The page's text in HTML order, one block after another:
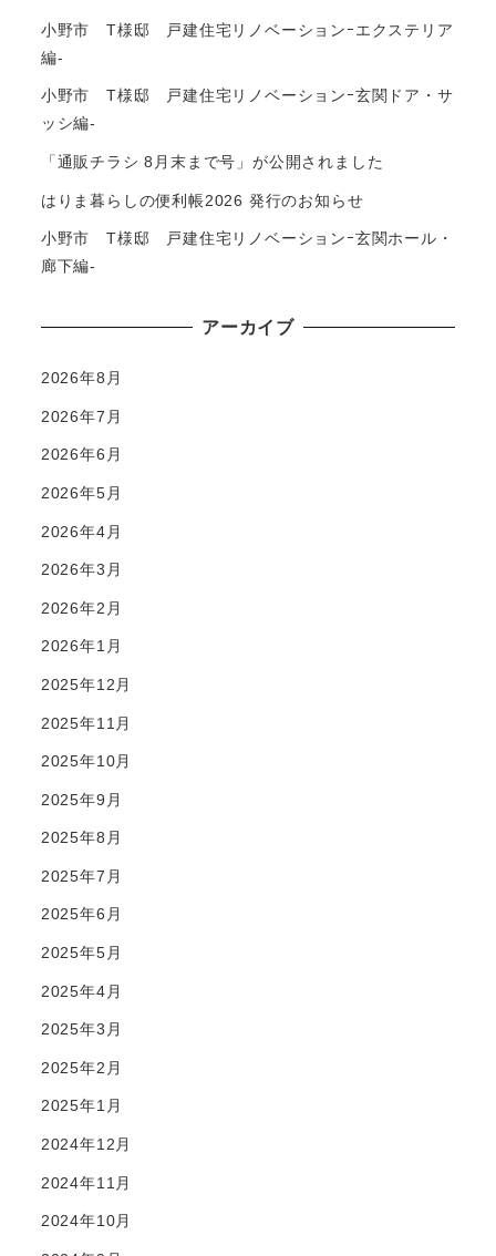
小野市 T様邸 戸建住宅リノベーションｰエクステリア
編-
小野市 T様邸 戸建住宅リノベーションｰ玄関ドア・サ
ッシ編-
「通販チラシ 8月末まで号」が公開されました
はりま暮らしの便利帳2026 発行のお知らせ
小野市 T様邸 戸建住宅リノベーションｰ玄関ホール・
廊下編-
アーカイブ
2026年8月
2026年7月
2026年6月
2026年5月
2026年4月
2026年3月
2026年2月
2026年1月
2025年12月
2025年11月
2025年10月
2025年9月
2025年8月
2025年7月
2025年6月
2025年5月
2025年4月
2025年3月
2025年2月
2025年1月
2024年12月
2024年11月
2024年10月